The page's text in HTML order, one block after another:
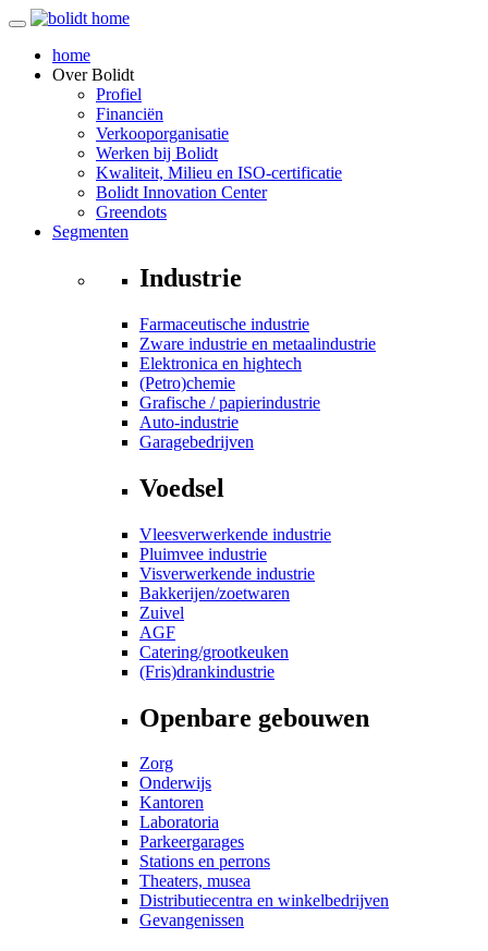
home
OverBolidt
Profiel
Financiën
Verkooporganisatie
Werken bij Bolidt
Kwaliteit, Milieu en ISO-certificatie
Bolidt Innovation Center
Greendots
Segmenten
Industrie
Farmaceutische industrie
Zware industrie en metaalindustrie
Elektronica en hightech
(Petro)chemie
Grafische / papierindustrie
Auto-industrie
Garagebedrijven
Voedsel
Vleesverwerkende industrie
Pluimvee industrie
Visverwerkende industrie
Bakkerijen/zoetwaren
Zuivel
AGF
Catering/grootkeuken
(Fris)drankindustrie
Openbare gebouwen
Zorg
Onderwijs
Kantoren
Laboratoria
Parkeergarages
Stations en perrons
Theaters, musea
Distributiecentra en winkelbedrijven
Gevangenissen